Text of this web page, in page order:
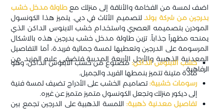
اضف لمسة من الفخامة والأناقة إلى منزلك مع طاولة مدخل خشب
بدرجين من شركة بولدلتصميم الأثاث في دبي. يتميز هذا الكونسول
المودرن بتصميمه العصري واستخدام خشب الابنوس الداكن الذي
يمنحه مظهراً جذاباً. تزين طاولة مدخل خشب بدرجين هذه بالاشكال
المرسومة على الدرجين وتعطيها لمسة جمالية فريدة، أما التفاصيل
المعدنية الذهبية والأرجل الأربعة المدببة فتضفي عليه المزيد من
الرفاهية.
خشب الابنوس الداكن: مصنوع من خشب الابنوس الداكن، وهو
مادة متينة تتميز بنمطها الفريد والجميل.
رسومات خشبية: تصاميم الخشب على الأدراج تضيف لمسة فنية
إلى ديكور منزلك وتجعل الكونسول متميز متميز عن غيره.
تفاصيل معدنية ذهبية: اللمسة الذهبية على الدرجين تجمع بين